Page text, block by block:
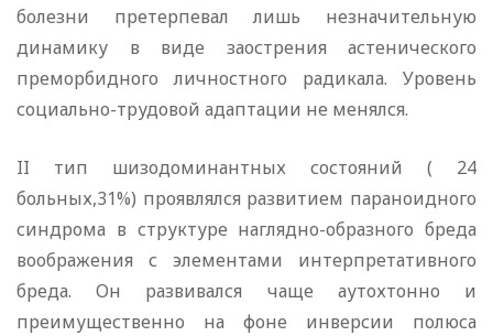
болезни претерпевал лишь незначительную
динамику в виде заострения астенического
преморбидного личностного радикала. Уровень
социально-трудовой адаптации не менялся.
II тип шизодоминантных состояний ( 24
больных,31%) проявлялся развитием параноидного
синдрома в структуре наглядно-образного бреда
воображения с элементами интерпретативного
бреда. Он развивался чаще аутохтонно и
преимущественно на фоне инверсии полюса